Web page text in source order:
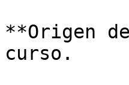
**Origen
curso.